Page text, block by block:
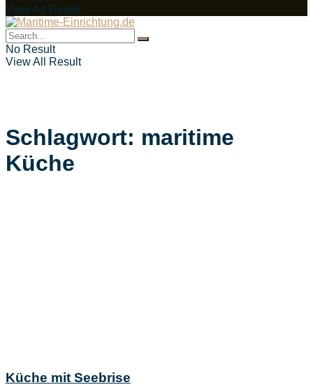
View All Result
No Result
View All Result
Schlagwort: maritime
Küche
Küche mit Seebrise